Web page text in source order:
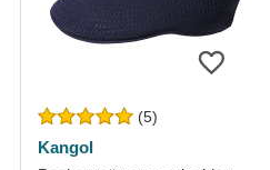
(5)
Kangol